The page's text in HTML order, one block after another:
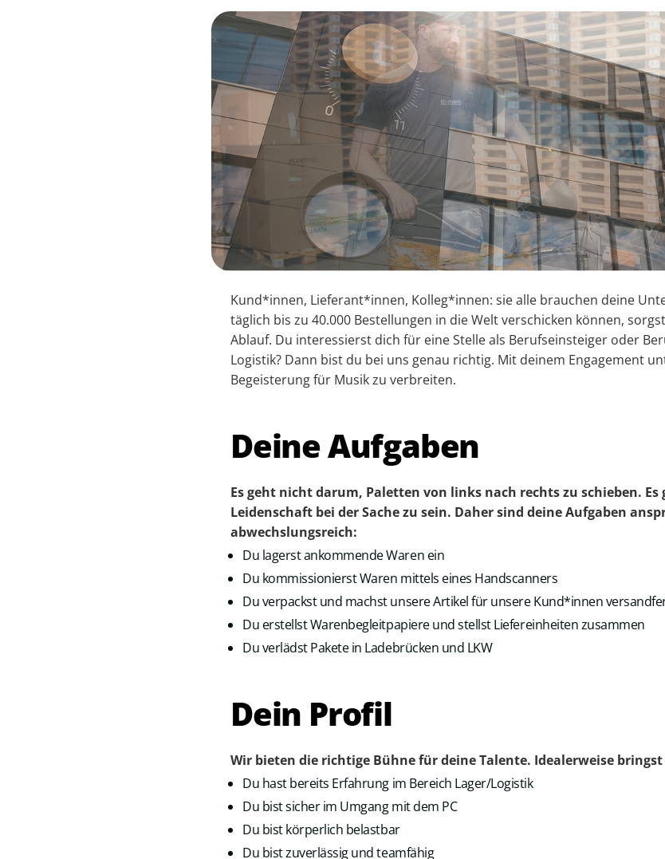
Kund*innen, Lieferant*innen, Kolleg*innen: sie alle brauchen deine
täglich bis zu 40.000 Bestellungen in die Welt verschicken können,
Ablauf. Du interessierst dich für eine Stelle als Berufseinsteiger oder
Logistik? Dann bist du bei uns genau richtig. Mit deinem Engagement
Begeisterung für Musik zu verbreiten.
Deine Aufgaben
Es geht nicht darum, Paletten von links nach rechts zu schieben.
Leidenschaft bei der Sache zu sein. Daher sind deine Aufgaben
abwechs­lungsreich:
Du lagerst ankommende Waren ein
Du kommissionierst Waren mittels eines Handscanners
Du verpackst und machst unsere Artikel für unsere Kund*innen
Du erstellst Warenbegleitpapiere und stellst Liefereinheiten zusammen
Du verlädst Pakete in Ladebrücken und LKW
Dein Profil
Wir bieten die richtige Bühne für deine Talente. Idealerweise
Du hast bereits Erfahrung im Bereich Lager/Logistik
Du bist sicher im Umgang mit dem PC
Du bist körperlich belastbar
Du bist zuverlässig und teamfähig